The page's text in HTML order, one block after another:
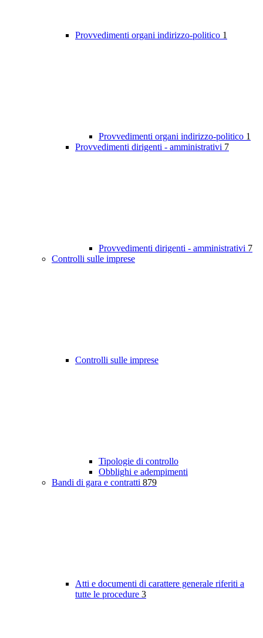
Provvedimenti organi indirizzo-politico 1
Provvedimenti organi indirizzo-politico 1
Provvedimenti dirigenti - amministrativi 7
Provvedimenti dirigenti - amministrativi 7
Controlli sulle imprese
Controlli sulle imprese
Tipologie di controllo
Obblighi e adempimenti
Bandi di gara e contratti 879
Atti e documenti di carattere generale riferiti a
tutte le procedure 3